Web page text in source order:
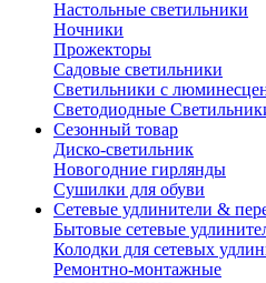
Настольные светильники
Ночники
Прожекторы
Садовые светильники
Светильники с
Светодиодные
Сезонный товар
Диско-светильник
Новогодние гирлянды
Сушилки для обуви
Сетевые удлинители &
Бытовые сетевые
Колодки для сетевых
Ремонтно-монтажные